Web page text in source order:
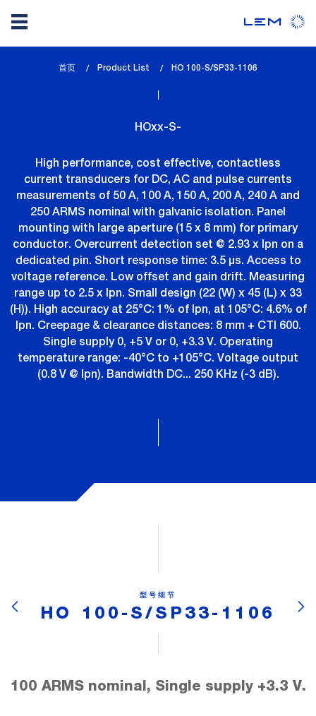
首页 Product List
lem_current_page
HO 100-S/SP33-1106
HOxx-S-
High performance, cost effective, contactless
current transducers for DC, AC and pulse currents
measurements of 50 A, 100 A, 150 A, 200 A, 240 A and
250 ARMS nominal with galvanic isolation. Panel
mounting with large aperture (15 x 8 mm) for primary
conductor. Overcurrent detection set @ 2.93 x Ipn on a
dedicated pin. Short response time: 3.5 µs. Access to
voltage reference. Low offset and gain drift. Measuring
range up to 2.5 x Ipn. Small design (22 (W) x 45 (L) x 33
(H)). High accuracy at 25°C: 1% of Ipn, at 105°C: 4.6% of
Ipn. Creepage & clearance distances: 8 mm + CTI 600.
Single supply 0, +5 V or 0, +3.3 V. Operating
temperature range: -40°C to +105°C. Voltage output
(0.8 V @ Ipn). Bandwidth DC... 250 KHz (-3 dB).
型号细节
HO 100-S/SP33-1106
100 ARMS nominal, Single supply +3.3 V.